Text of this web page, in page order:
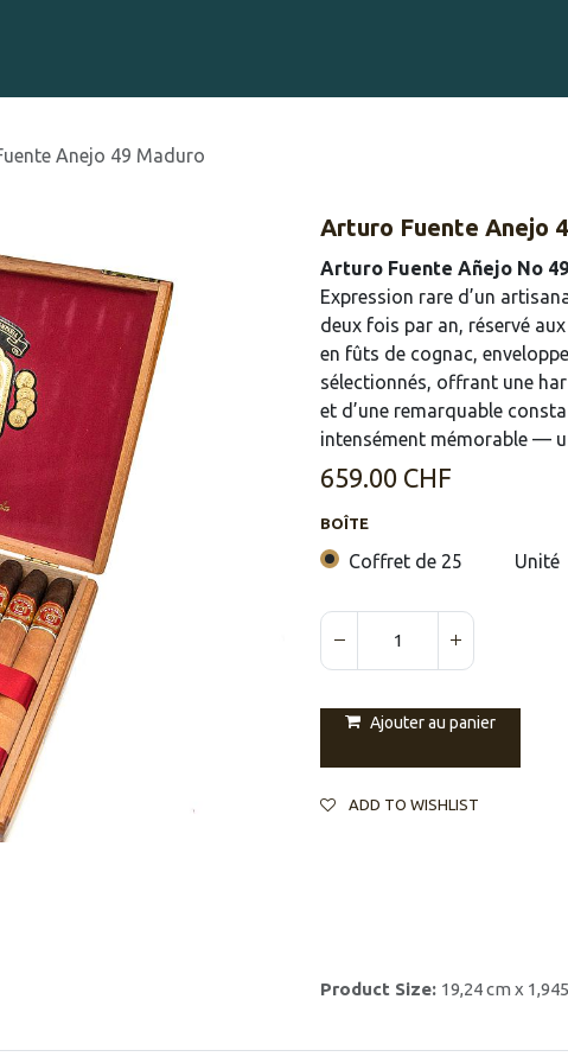
Anejo 49 Maduro
Arturo Fuente Anejo
Arturo Fuente Añejo No
Expression rare d’un
deux fois par an, réservé
en fûts de cognac,
sélectionnés, offrant une
et d’une remarquable
intensément mémorable —
659.00 CHF
BOÎTE
Coffret de 25 Unité
Ajouter au panier
ADD TO WISHLIST
Product Size: 19,24 cm x